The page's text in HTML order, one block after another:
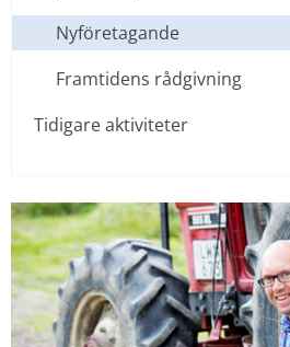
Nyföretagande
Framtidens rådgivning
Tidigare aktiviteter